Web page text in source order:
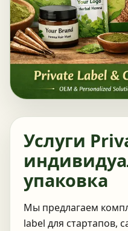
Услуги
упаковка
Мы предлагаем
label для стартапов,